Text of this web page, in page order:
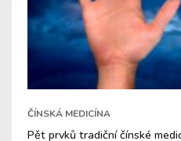
ČÍNSKÁ MEDICÍNA
Pět prvků tradiční čínské